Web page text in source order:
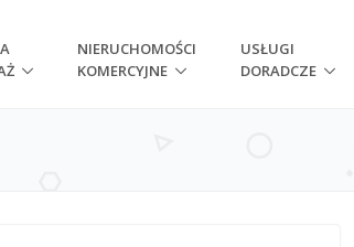
NIERUCHOMOŚCI
KOMERCYJNE
USŁUGI
DORADCZE